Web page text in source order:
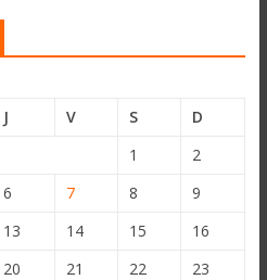
J V S
D
1
2
6 7 8
9
13 14 15
16
20 21 22
23